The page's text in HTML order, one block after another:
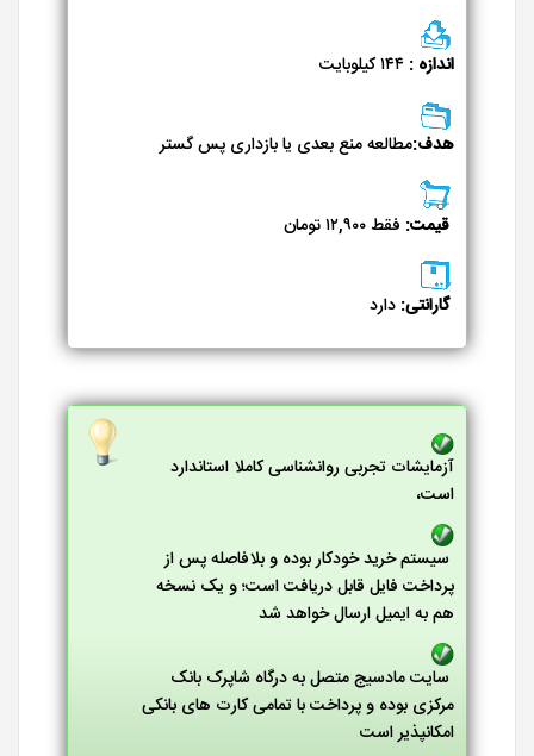
اندازه : ۱۴۴ کیلوبایت
هدف:مطالعه منع بعدی یا بازداری پس گستر
قیمت: فقط ۱۲,۹۰۰ تومان
گارانتی: دارد
آزمایشات تجربی روانشناسی کاملا استاندارد
است،
سیستم خرید خودکار بوده و بلافاصله پس از
پرداخت فایل قابل دریافت است؛ و یک نسخه
هم به ایمیل ارسال خواهد شد
سایت مادسیج متصل به درگاه شاپرک بانک
مرکزی بوده و پرداخت با تمامی کارت های بانکی
امکانپذیر است